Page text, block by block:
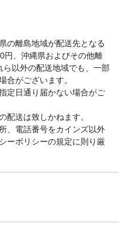
の離島地域が配送先となる
円、沖縄県およびその他離
以外の配送地域でも、一部
合がございます。
定日通り届かない場合がご
配送は致しかねます。
、電話番号をカインズ以外
ーポリシーの規定に則り厳